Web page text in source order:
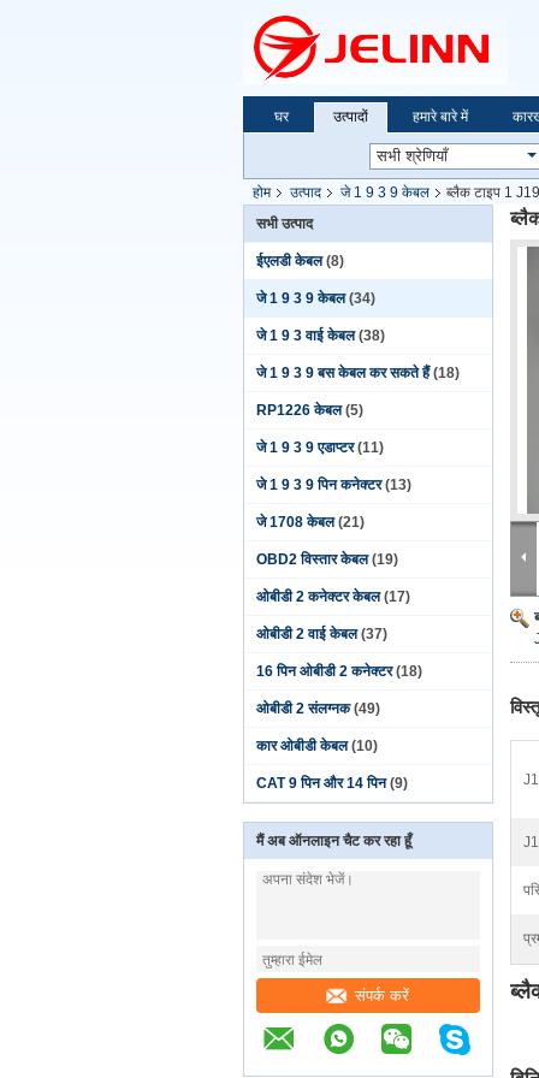
घर उत्पादों हमारे बारे में
होम उत्पाद जे 1 9 3 9 केबल
ब्लैक टाइप 1
सभी उत्पाद
ईएलडी केबल (8)
जे 1 9 3 9 केबल (34)
जे 1 9 3 वाई केबल (38)
जे 1 9 3 9 बस केबल कर सकते हैं (18)
RP1226 केबल (5)
जे 1 9 3 9 एडाप्टर (11)
जे 1 9 3 9 पिन कनेक्टर (13)
जे 1708 केबल (21)
OBD2 विस्तार केबल (19)
ओबीडी 2 कनेक्टर केबल (17)
ओबीडी 2 वाई केबल (37)
16 पिन ओबीडी 2 कनेक्टर (18)
ओबीडी 2 संलग्नक (49)
कार ओबीडी केबल (10)
CAT 9 पिन और 14 पिन (9)
मैं अब ऑनलाइन चैट कर रहा हूँ
संपर्क करें